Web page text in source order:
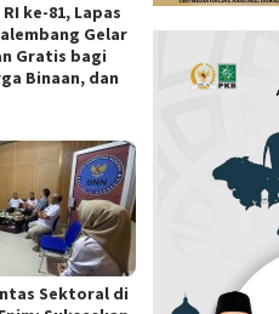
ke-81, Lapas
Gelar
Gratis bagi
Binaan, dan
Sektoral di